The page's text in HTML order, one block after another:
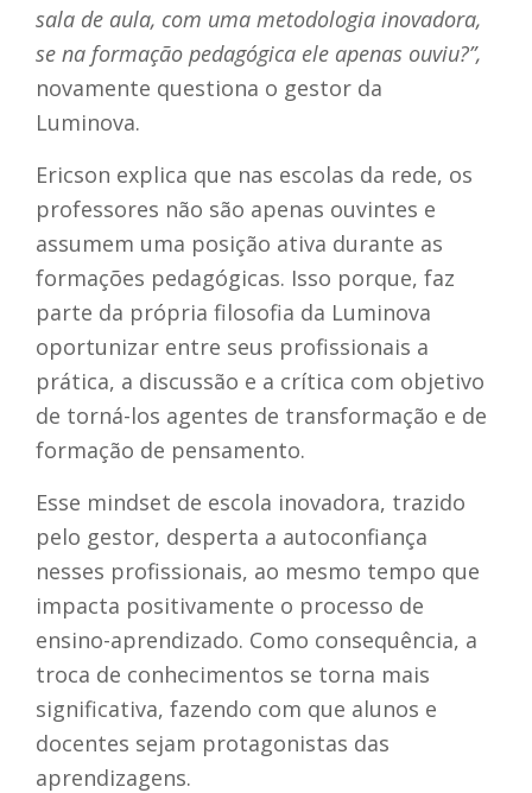
sala de aula, com uma metodologia inovadora,
se na formação pedagógica ele apenas ouviu?”,
novamente questiona o gestor da
Luminova.
Ericson explica que nas escolas da rede, os
professores não são apenas ouvintes e
assumem uma posição ativa durante as
formações pedagógicas. Isso porque, faz
parte da própria filosofia da Luminova
oportunizar entre seus profissionais a
prática, a discussão e a crítica com objetivo
de torná-los agentes de transformação e de
formação de pensamento.
Esse mindset de escola inovadora, trazido
pelo gestor, desperta a autoconfiança
nesses profissionais, ao mesmo tempo que
impacta positivamente o processo de
ensino-aprendizado. Como consequência, a
troca de conhecimentos se torna mais
significativa, fazendo com que alunos e
docentes sejam protagonistas das
aprendizagens.